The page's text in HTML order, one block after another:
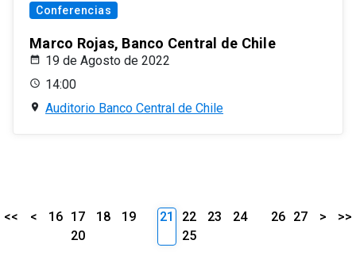
Conferencias
Marco Rojas, Banco Central de Chile
19 de Agosto de 2022
14:00
Auditorio Banco Central de Chile
<< < 16 17 18
19
20
21 22 23
24
25
26 27 > >>